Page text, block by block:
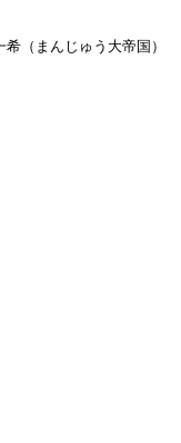
（まんじゅう大帝国）